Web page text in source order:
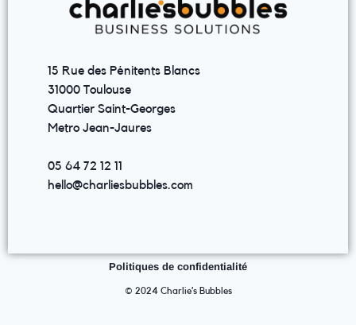
15 Rue des Pénitents Blancs
31000 Toulouse
Quartier Saint-Georges
Metro Jean-Jaures
05 64 72 12 11
hello@charliesbubbles.com
© 2024 Charlie’s Bubbles
Politiques de confidentialité